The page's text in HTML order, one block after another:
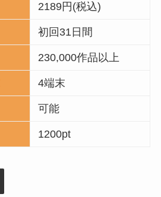
2189円(税込)
初回31日間
230,000作品以上
4端末
可能
1200pt